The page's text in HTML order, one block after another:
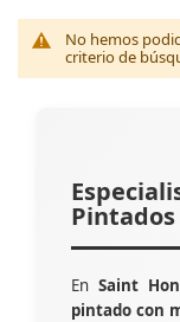
No hemos
criterio de
Pintados
En Saint
pintado con